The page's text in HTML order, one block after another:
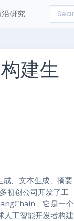
沿研究
建生
成、文本生成、摘要
初创公司开发了工
，它是一个
人工智能开发者构建